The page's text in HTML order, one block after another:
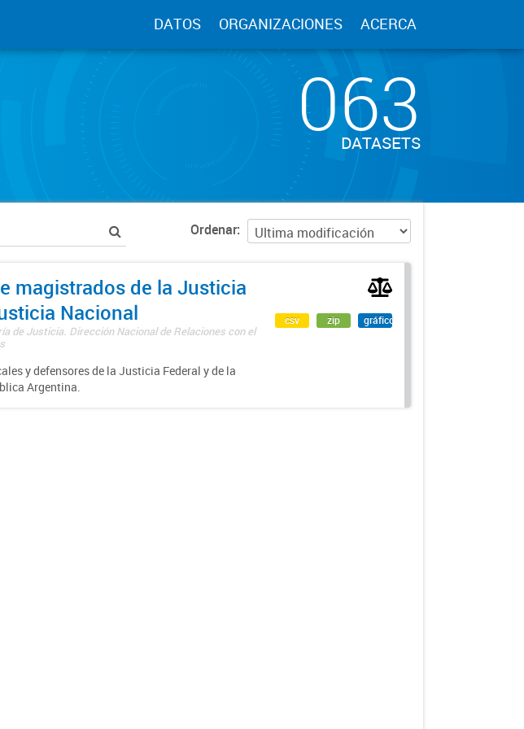
DATOS ORGANIZACIONES ACERCA
063
DATASETS
Ordenar
magistrados de la Justicia
Nacional
de Justicia. Dirección Nacional de Relaciones con el
y defensores de la Justicia Federal y de la
Argentina.
csv zip gráfico